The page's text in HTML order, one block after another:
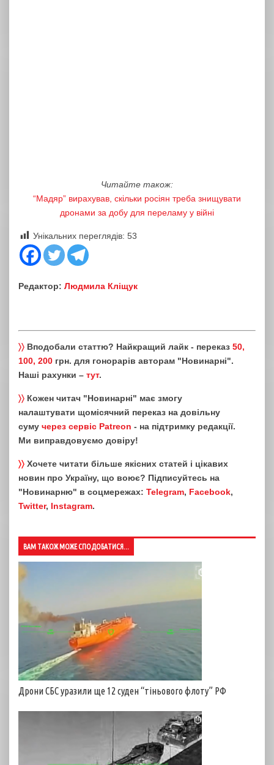
Читайте також:
“Мадяр” вирахував, скільки росіян треба знищувати
дронами за добу для переламу у війні
Унікальних переглядів: 53
Редактор: Людмила Кліщук
〉〉 Вподобали статтю? Найкращий лайк - переказ 50,
100, 200 грн. для гонорарів авторам "Новинарні".
Наші рахунки – тут.
〉〉 Кожен читач "Новинарні" має змогу
налаштувати щомісячний переказ на довільну
суму через сервіс Patreon - на підтримку редакції.
Ми виправдовуємо довіру!
〉〉 Хочете читати більше якісних статей і цікавих
новин про Україну, що воює? Підписуйтесь на
"Новинарню" в соцмережах: Telegram, Facebook,
Twitter, Instagram.
ВАМ ТАКОЖ МОЖЕ СПОДОБАТИСЯ...
Дрони СБС уразили ще 12 суден “тіньового флоту” РФ